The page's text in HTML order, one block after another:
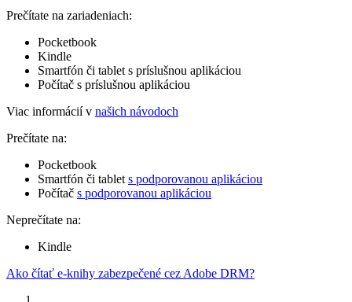
Prečítate na zariadeniach:
Pocketbook
Kindle
Smartfón či tablet s príslušnou aplikáciou
Počítač s príslušnou aplikáciou
Viac informácií v našich návodoch
Prečítate na:
Pocketbook
Smartfón či tablet s podporovanou aplikáciou
Počítač s podporovanou aplikáciou
Neprečítate na:
Kindle
Ako čítať e-knihy zabezpečené cez Adobe DRM?